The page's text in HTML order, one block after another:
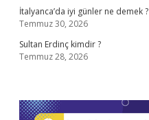
İtalyanca’da iyi günler ne demek ?
Temmuz 30, 2026
Sultan Erdinç kimdir ?
Temmuz 28, 2026